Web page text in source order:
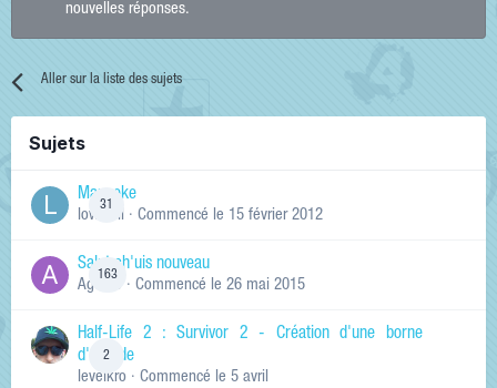
nouvelles réponses.
Aller sur la liste des sujets
Sujets
31
Manneke
lowskill · Commencé le 15 février 2012
163
Salut ch'uis nouveau
Ag0Nie · Commencé le 26 mai 2015
2
Half-Life 2 : Survivor 2 - Création d'une borne
d'arcade
levelkro · Commencé le 5 avril